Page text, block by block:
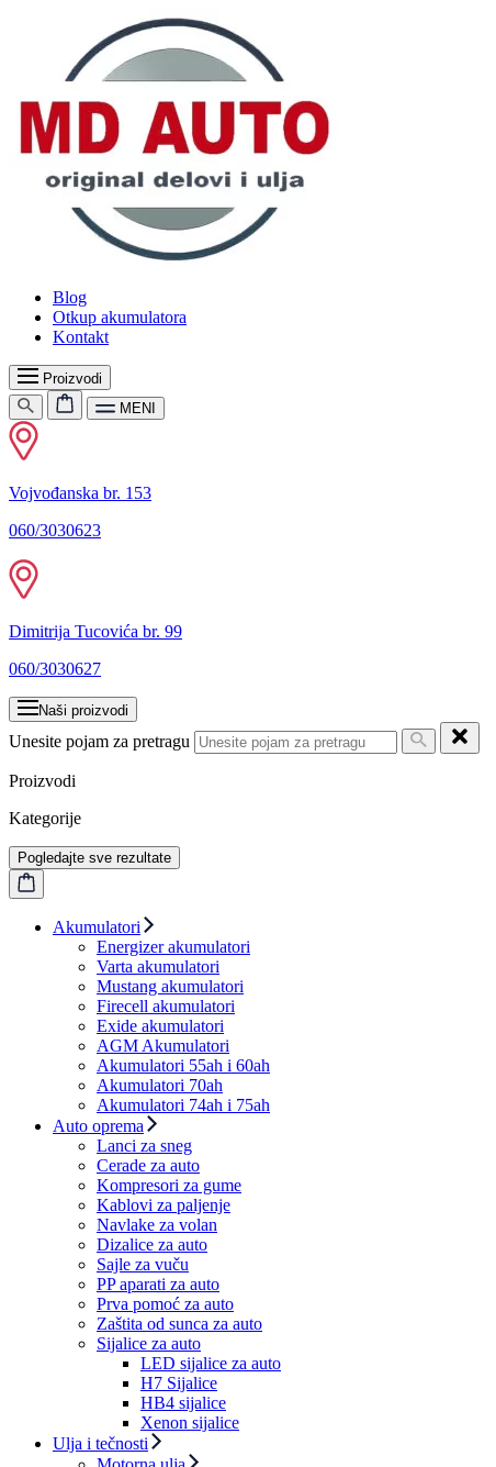
Blog
Otkup akumulatora
Kontakt
Proizvodi
MENI
Vojvođanska br. 153
060/3030623
Dimitrija Tucovića br. 99
060/3030627
Naši proizvodi
Unesite pojam za pretragu
Proizvodi
Kategorije
Pogledajte sve rezultate
Akumulatori
Energizer akumulatori
Varta akumulatori
Mustang akumulatori
Firecell akumulatori
Exide akumulatori
AGM Akumulatori
Akumulatori 55ah i 60ah
Akumulatori 70ah
Akumulatori 74ah i 75ah
Auto oprema
Lanci za sneg
Cerade za auto
Kompresori za gume
Kablovi za paljenje
Navlake za volan
Dizalice za auto
Sajle za vuču
PP aparati za auto
Prva pomoć za auto
Zaštita od sunca za auto
Sijalice za auto
LED sijalice za auto
H7 Sijalice
HB4 sijalice
Xenon sijalice
Ulja i tečnosti